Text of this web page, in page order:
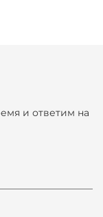
и ответим на